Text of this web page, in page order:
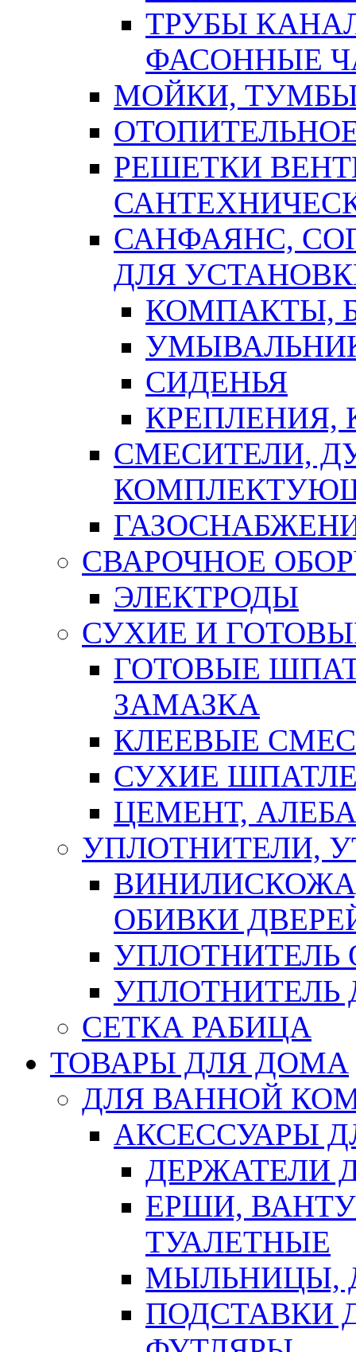
ТРУБЫ
ФАСОННЫЕ
МОЙКИ,
РЕШЕТКИ
САНФАЯНС,
ДЛЯ
КОМПАКТЫ,
СИДЕНЬЯ
СМЕСИТЕЛИ,
СВАРОЧНОЕ
ЭЛЕКТРОДЫ
СУХИЕ И
ГОТОВЫЕ
ЗАМАЗКА
КЛЕЕВЫЕ
СУХИЕ
ЦЕМЕНТ,
УПЛОТНИТЕЛИ,
ОБИВКИ
УПЛОТНИТЕЛЬ
СЕТКА РАБИЦА
ТОВАРЫ ДЛЯ ДОМА
ДЛЯ ВАННОЙ
АКСЕССУАРЫ
ДЕРЖАТЕЛИ
ЕРШИ,
ТУАЛЕТНЫЕ
МЫЛЬНИЦЫ,
ПОДСТАВКИ